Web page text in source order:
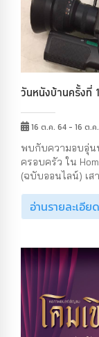
วันหนังบ้านครั้งที่
16 ต.ค. 64 - 16 ต.ค
พบกับความอบอุ่น
ครอบครัว ใน
(ฉบับออนไลน์) เส
อ่านรายละเอียด